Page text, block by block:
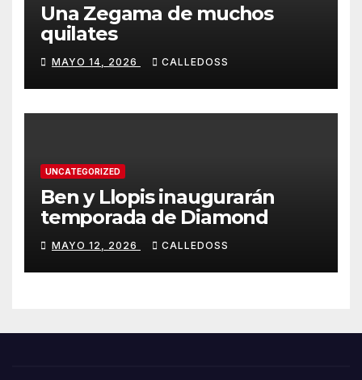
Una Zegama de muchos
quilates
MAYO 14, 2026 CALLEDOSS
UNCATEGORIZED
Ben y Llopis inaugurarán
temporada de Diamond
MAYO 12, 2026 CALLEDOSS